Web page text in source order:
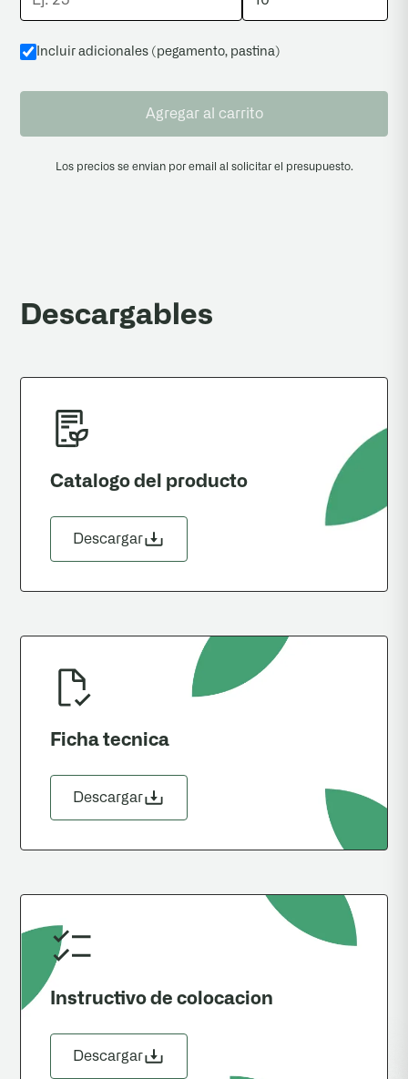
Incluir adicionales (pegamento, pastina)
Agregar al carrito
Los precios se envian por email al solicitar el presupuesto.
Descargables
Catalogo del producto
Descargar
Ficha tecnica
Descargar
Instructivo de colocacion
Descargar